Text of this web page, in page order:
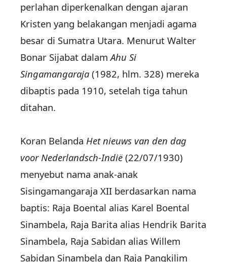
perlahan diperkenalkan dengan ajaran
Kristen yang belakangan menjadi agama
besar di Sumatra Utara. Menurut Walter
Bonar Sijabat dalamAhu Si
Singamangaraja (1982, hlm. 328) mereka
dibaptis pada 1910, setelah tiga tahun
ditahan.
Koran Belanda Het nieuws van den dag
voor Nederlandsch-Indië (22/07/1930)
menyebut nama anak-anak
Sisingamangaraja XII berdasarkan nama
baptis: Raja Boental alias Karel Boental
Sinambela, Raja Barita alias Hendrik Barita
Sinambela, Raja Sabidan alias Willem
Sabidan Sinambela dan Raja Pangkilim